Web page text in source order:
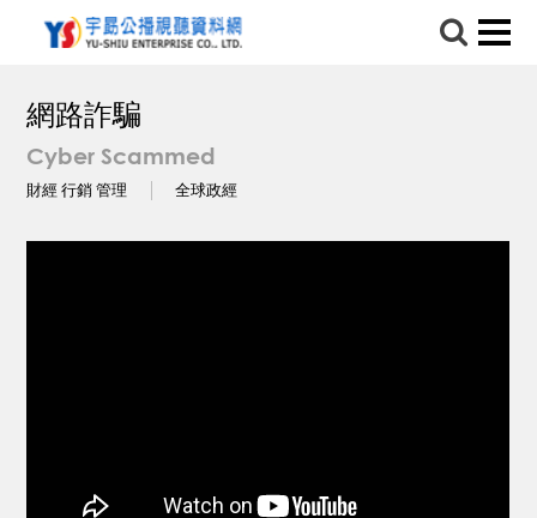
網路詐騙
Cyber Scammed
財經 行銷 管理 全球政經